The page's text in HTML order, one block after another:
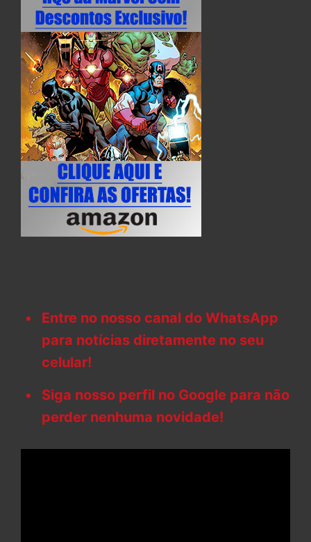
Entre no nosso canal do WhatsApp
para notícias diretamente no seu
celular!
Siga nosso perfil no Google para não
perder nenhuma novidade!